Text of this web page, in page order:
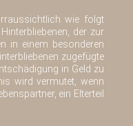
wie folgt
der zur
in einem besonderen
zugefügte
in Geld zu
wird vermutet, wenn
ein Elterteil